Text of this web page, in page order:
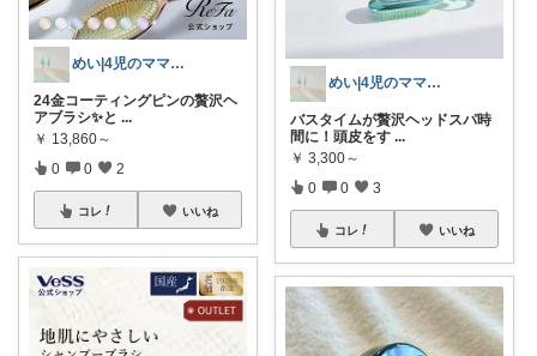
めい|4児のママおすすめ
24金コーティングピンの贅沢ヘ
アブラシ✨と ...
￥ 13,860～
0 0 2
コレ いいね
めい|4児のママおすすめ
バスタイムが贅沢ヘッドスパ時
間に！頭皮をす ...
￥ 3,300～
0 0 3
コレ いいね